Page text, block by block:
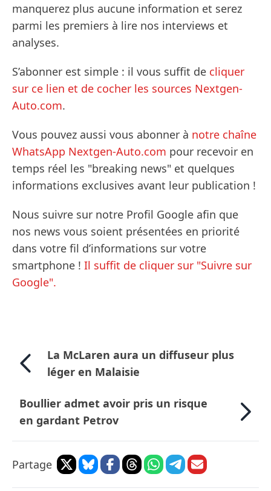
manquerez plus aucune information et serez
parmi les premiers à lire nos interviews et
analyses.
S’abonner est simple : il vous suffit de cliquer
sur ce lien et de cocher les sources Nextgen-
Auto.com.
Vous pouvez aussi vous abonner à notre chaîne
WhatsApp Nextgen-Auto.com pour recevoir en
temps réel les "breaking news" et quelques
informations exclusives avant leur publication !
Nous suivre sur notre Profil Google afin que
nos news vous soient présentées en priorité
dans votre fil d’informations sur votre
smartphone ! Il suffit de cliquer sur "Suivre sur
Google".
La McLaren aura un diffuseur plus
léger en Malaisie
Boullier admet avoir pris un risque
en gardant Petrov
Partage